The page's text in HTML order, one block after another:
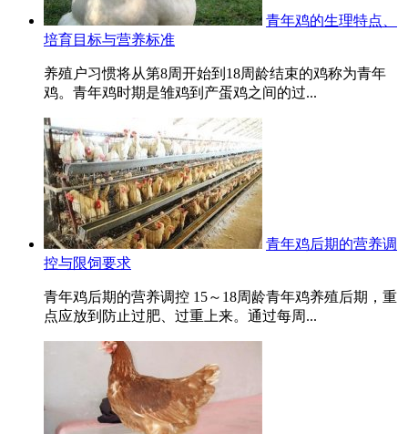
青年鸡的生理特点、
培育目标与营养标准
养殖户习惯将从第8周开始到18周龄结束的鸡称为青年
鸡。青年鸡时期是雏鸡到产蛋鸡之间的过...
青年鸡后期的营养调
控与限饲要求
青年鸡后期的营养调控 15～18周龄青年鸡养殖后期，重
点应放到防止过肥、过重上来。通过每周...